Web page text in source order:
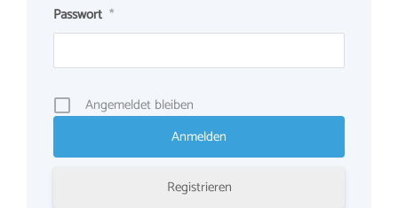
Passwort *
Angemeldet bleiben
Registrieren